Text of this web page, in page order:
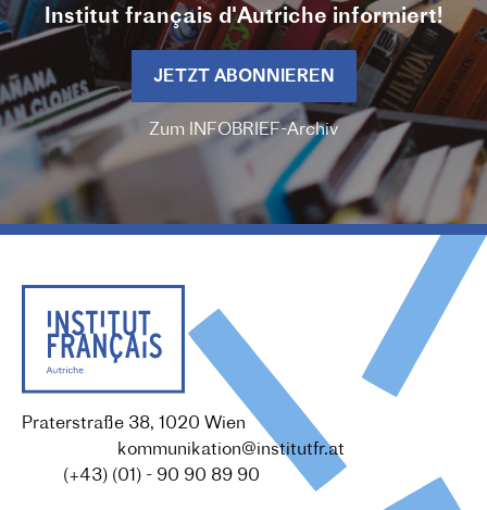
Institut français d'Autriche informiert!
JETZT ABONNIEREN
Zum INFOBRIEF-Archiv
Praterstraße 38, 1020 Wien
kommunikation@institutfr.at
(+43) (01) - 90 90 89 90